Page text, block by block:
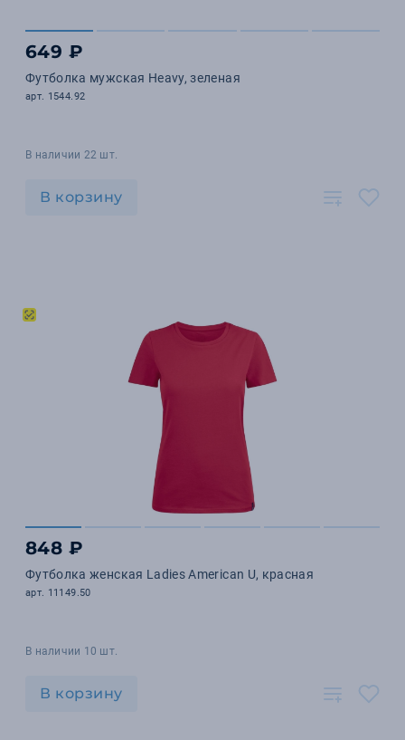
649 ₽
Футболка мужская Heavy, зеленая
арт. 1544.92
В наличии 22 шт.
В корзину
848 ₽
Футболка женская Ladies American U, красная
арт. 11149.50
В наличии 10 шт.
В корзину